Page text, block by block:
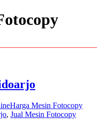
Harga Mesin Fotocopy
, Jual Mesin Fotocopy